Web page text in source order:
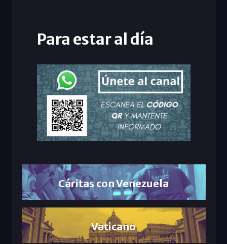
Para estar al día
Cáritas con Venezuela
Vaticano